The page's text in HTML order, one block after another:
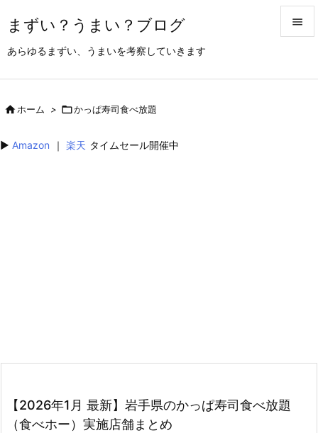
まずい？うまい？ブログ
あらゆるまずい、うまいを考察していきます

ホーム > かっぱ寿司食べ放題
▶︎ Amazon ｜ 楽天 タイムセール開催中
【2026年1月 最新】岩手県のかっぱ寿司食べ放題
（食べホー）実施店舗まとめ